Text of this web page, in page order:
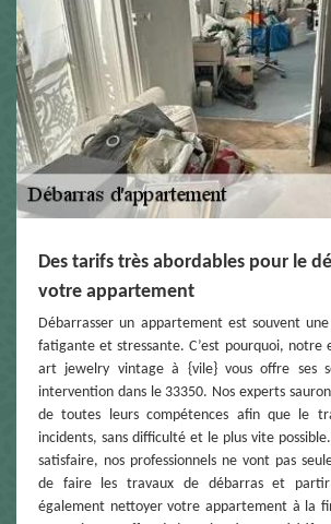
Des tarifs très abordables pour le
votre appartement
Débarrasser un appartement est souvent
fatigante et stressante. C’est pourquoi, notre
art jewelry vintage à {vile} vous offre ses
intervention dans le 33350. Nos experts
de toutes leurs compétences afin que le
incidents, sans difficulté et le plus vite
satisfaire, nos professionnels ne vont pas
de faire les travaux de débarras et
également nettoyer votre appartement à la